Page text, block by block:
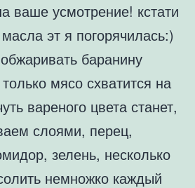
ваше усмотрение! кстати
эт я погорячилась:)
баранину
мясо схватится на
вареного цвета станет,
слоями, перец,
зелень, несколько
немножко каждый